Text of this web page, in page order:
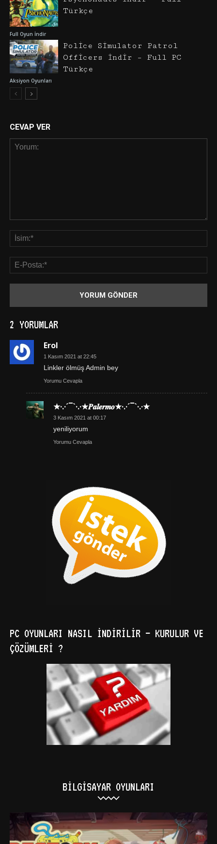
Full Oyun İndir
Türkçe
Aksiyon Oyunları
Police Simulator Patrol
Officers İndir – Full PC
Türkçe
CEVAP VER
2 YORUMLAR
Erol
1 Kasım 2021 at 22:45
Linkler ölmüş Admin bey
Yorumu Cevapla
★·.·´¯`·.·★𝑷𝒂𝒍𝒆𝒓𝒎𝒐★·.·´¯`·.·★
3 Kasım 2021 at 00:17
yeniliyorum
Yorumu Cevapla
PC OYUNLARI NASIL İNDIRILIR – KURULUR VE
ÇÖZÜMLERI ?
BILGISAYAR OYUNLARI